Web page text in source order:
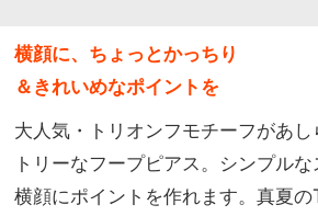
横顔に、ちょっとかっちり
＆きれいめなポイントを
大人気・トリオンフモチーフがあし
トリーなフープピアス。シンプルな
横顔にポイントを作れます。真夏